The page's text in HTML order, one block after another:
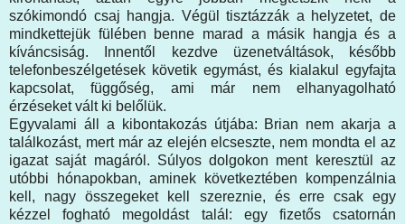
szókimondó csaj hangja. Végül tisztázzák a helyzetet, de
mindkettejük fülében benne marad a másik hangja és a
kíváncsiság. Innentől kezdve üzenetváltások, később
telefonbeszélgetések követik egymást, és kialakul egyfajta
kapcsolat, függőség, ami már nem elhanyagolható
érzéseket vált ki belőlük.
Egyvalami áll a kibontakozás útjába: Brian nem akarja a
találkozást, mert már az elején elcseszte, nem mondta el az
igazat saját magáról. Súlyos dolgokon ment keresztül az
utóbbi hónapokban, aminek következtében kompenzálnia
kell, nagy összegeket kell szereznie, és erre csak egy
kézzel fogható megoldást talál: egy fizetős csatornán